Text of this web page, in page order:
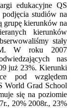
edukacyjne QS
studiów na
grupę kierunków na
kierunków
stały
W roku 2007
nas
już 23%. Kierunki
pod względem
World Grad School
się na poziomie
20% 2008r., 23%